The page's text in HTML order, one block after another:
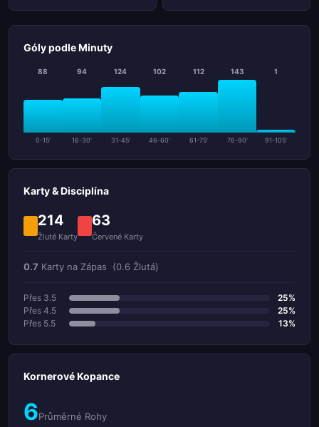
Góly podle Minuty
88
0-15'
94
16-30'
124
31-45'
102
46-60'
112
61-75'
143
76-90'
1
91-105'
Karty & Disciplína
214
Žluté Karty
63
Červené Karty
0.7 Karty na Zápas (0.6 Žlutá)
Přes 3.5
25%
Přes 4.5
25%
Přes 5.5
13%
Kornerové Kopance
6Průměrné Rohy